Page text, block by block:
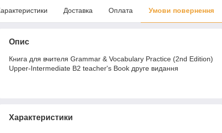
Доставка Оплата Умови повернення
Опис
Книга для вчителя Grammar & Vocabulary Practice (2nd Edition)
Upper-Intermediate B2 teacher's Book друге видання
Характеристики